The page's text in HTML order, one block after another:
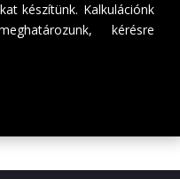
készítünk. Kalkulációnk
kérésre